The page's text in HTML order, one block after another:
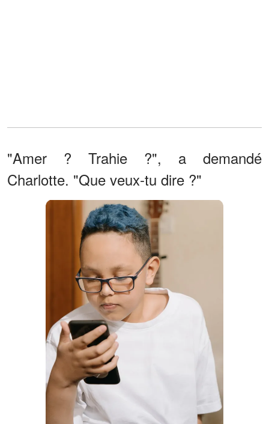
"Amer ? Trahie ?", a demandé
Charlotte. "Que veux-tu dire ?"